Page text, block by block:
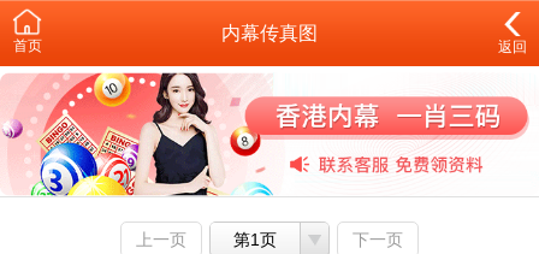
首页
内幕传真图
返回
上一页 第1页 下一页